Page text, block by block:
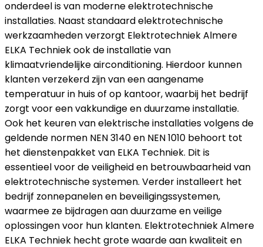
onderdeel is van moderne elektrotechnische
installaties. Naast standaard elektrotechnische
werkzaamheden verzorgt Elektrotechniek Almere
ELKA Techniek ook de installatie van
klimaatvriendelijke airconditioning. Hierdoor kunnen
klanten verzekerd zijn van een aangename
temperatuur in huis of op kantoor, waarbij het bedrijf
zorgt voor een vakkundige en duurzame installatie.
Ook het keuren van elektrische installaties volgens de
geldende normen NEN 3140 en NEN 1010 behoort tot
het dienstenpakket van ELKA Techniek. Dit is
essentieel voor de veiligheid en betrouwbaarheid van
elektrotechnische systemen. Verder installeert het
bedrijf zonnepanelen en beveiligingssystemen,
waarmee ze bijdragen aan duurzame en veilige
oplossingen voor hun klanten. Elektrotechniek Almere
ELKA Techniek hecht grote waarde aan kwaliteit en